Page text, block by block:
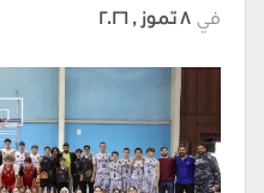
في 8 تموز , 2026